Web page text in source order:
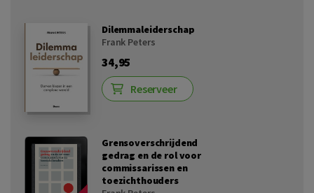
Dilemmaleiderschap
Frank Peters
34,95
Reserveer
Grensoverschrijdend
gedrag en de rol voor
commissarissen en
toezichthouders